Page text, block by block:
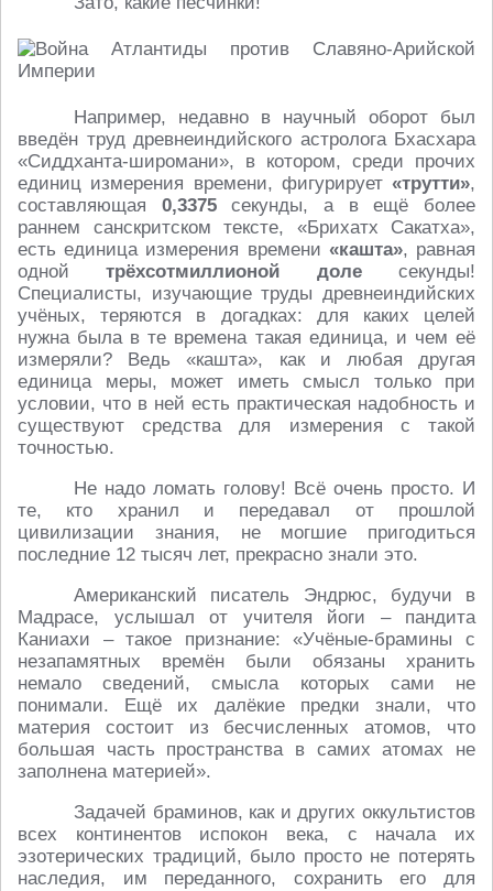
Например, недавно в научный оборот был
введён труд древнеиндийского астролога Бхасхара
«Сиддханта-широмани», в котором, среди прочих
единиц измерения времени, фигурирует «трутти»,
составляющая 0,3375секунды, а в ещё более
раннем санскритском тексте, «Брихатх Сакатха»,
есть единица измерения времени «кашта», равная
однойтрёхсотмиллионой долесекунды!
Специалисты, изучающие труды древнеиндийских
учёных, теряются в догадках: для каких целей
нужна была в те времена такая единица, и чем её
измеряли? Ведь «кашта», как и любая другая
единица меры, может иметь смысл только при
условии, что в ней есть практическая надобность и
существуют средства для измерения с такой
точностью.
Не надо ломать голову! Всё очень просто. И
те, кто хранил и передавал от прошлой
цивилизации знания, не могшие пригодиться
последние 12 тысяч лет, прекрасно знали это.
Американский писатель Эндрюс, будучи в
Мадрасе, услышал от учителя йоги – пандита
Каниахи – такое признание: «Учёные-брамины с
незапамятных времён были обязаны хранить
немало сведений, смысла которых сами не
понимали. Ещё их далёкие предки знали, что
материя состоит из бесчисленных атомов, что
большая часть пространства в самих атомах не
заполнена материей».
Задачей браминов, как и других оккультистов
всех континентов испокон века, с начала их
эзотерических традиций, было просто не потерять
наследия, им переданного, сохранить его для